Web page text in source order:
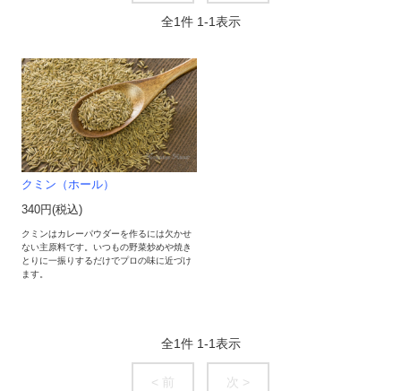
全1件 1-1表示
クミン（ホール）
340円(税込)
クミンはカレーパウダーを作るには欠かせ
ない主原料です。いつもの野菜炒めや焼き
とりに一振りするだけでプロの味に近づけ
ます。
全1件 1-1表示
< 前 次 >